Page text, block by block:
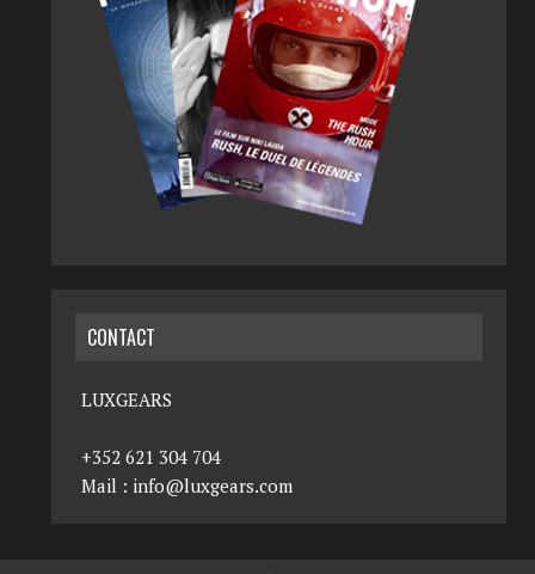
CONTACT
LUXGEARS
+352 621 304 704
Mail : info@luxgears.com